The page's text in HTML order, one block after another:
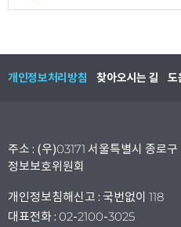
개인정보처리방침 찾아오시는 길 도
주소 : (우)03171 서울특별시 종로
정보보호위원회
개인정보침해신고 : 국번없이 118
대표전화 : 02-2100-3025